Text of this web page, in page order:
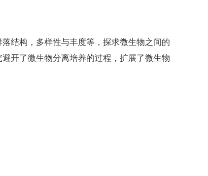
结构，多样性与丰度等，探求微生物之间的
开了微生物分离培养的过程，扩展了微生物